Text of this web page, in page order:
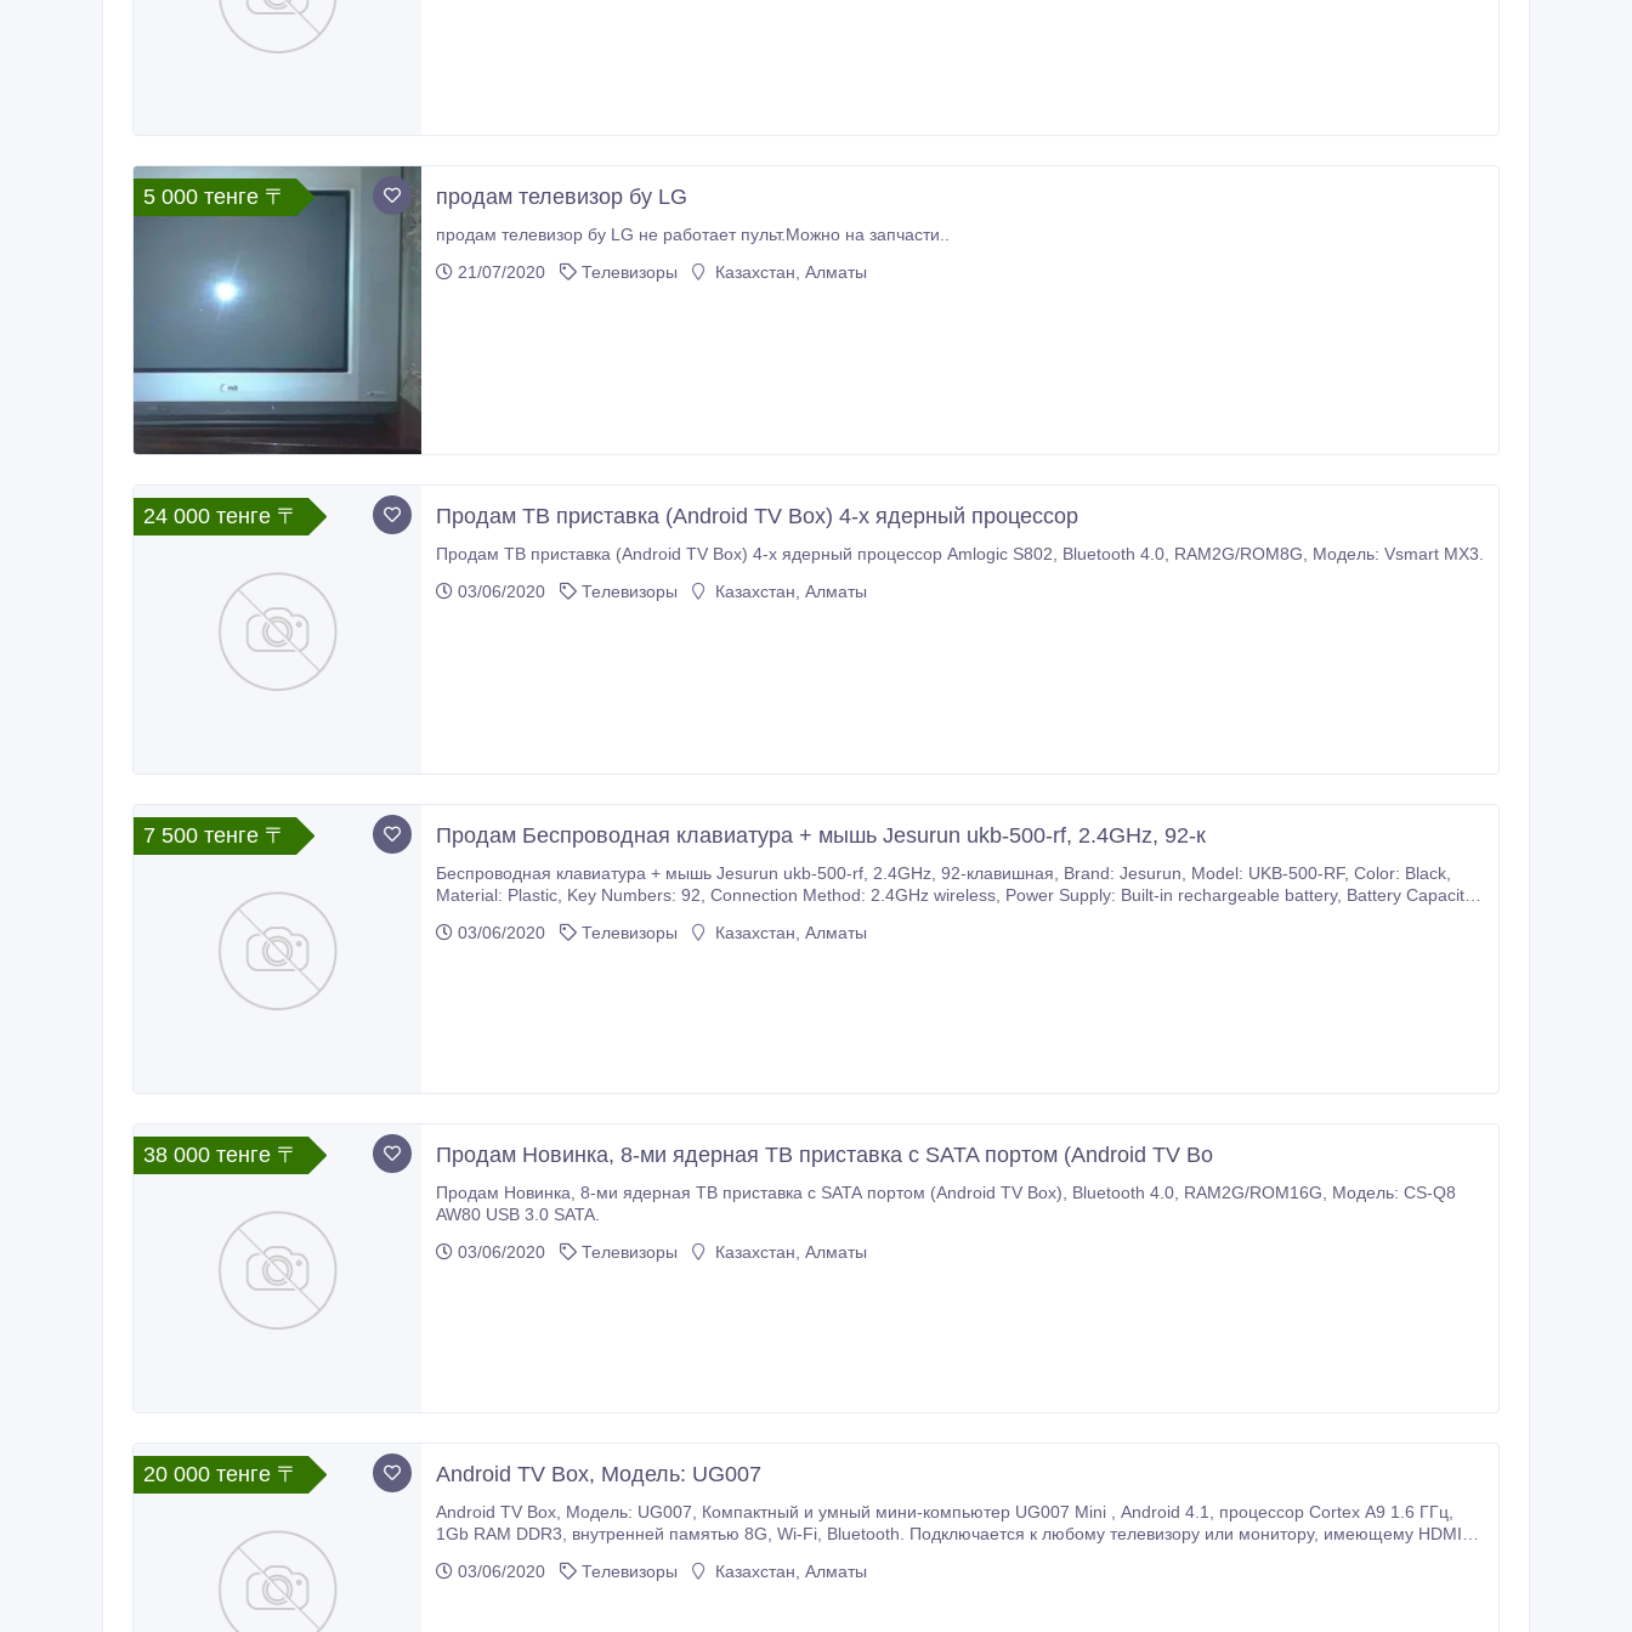
5 000 тенге 〒 продам телевизор бу LG
продам телевизор бу LG не работает пульт.Можно на запчасти..
21/07/2020
Телевизоры Казахстан, Алматы
24 000 тенге 〒 Продам ТВ приставка (Android TV Box) 4-х ядерный процессор
Продам ТВ приставка (Android TV Box) 4-х ядерный процессор Amlogic S802, Bluetooth 4.0, RAM2G/ROM8G, Модель: Vsmart MX3.
03/06/2020
Телевизоры Казахстан, Алматы
7 500 тенге 〒 Продам Беспроводная клавиатура + мышь Jesurun ukb-500-rf, 2.4GHz, 92-к
Беспроводная клавиатура + мышь Jesurun ukb-500-rf, 2.4GHz, 92-клавишная, Brand: Jesurun, Model: UKB-500-RF, Color: Black,
Material: Plastic, Key Numbers: 92, Connection Method: 2.4GHz wireless, Power Supply: Built-in rechargeable battery, Battery Capacity:
03/06/2020
Телевизоры Казахстан, Алматы
38 000 тенге 〒 Продам Новинка, 8-ми ядерная ТВ приставка с SATA портом (Android TV Bo
Продам Новинка, 8-ми ядерная ТВ приставка с SATA портом (Android TV Box), Bluetooth 4.0, RAM2G/ROM16G, Модель: CS-Q8
AW80 USB 3.0 SATA.
03/06/2020
Телевизоры Казахстан, Алматы
20 000 тенге 〒 Android TV Box, Модель: UG007
Android TV Box, Модель: UG007, Компактный и умный мини-компьютер UG007 Mini , Android 4.1, процессор Cortex A9 1.6 ГГц,
1Gb RAM DDR3, внутренней памятью 8G, Wi-Fi, Bluetooth. Подключается к любому телевизору или монитору, имеющему HDMI
03/06/2020
Телевизоры Казахстан, Алматы